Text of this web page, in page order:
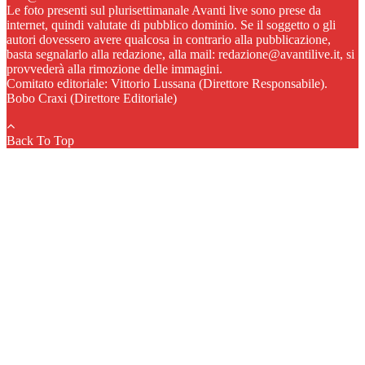
Le foto presenti sul plurisettimanale Avanti live sono prese da
internet, quindi valutate di pubblico dominio. Se il soggetto o gli
autori dovessero avere qualcosa in contrario alla pubblicazione,
basta segnalarlo alla redazione, alla mail: redazione@avantilive.it, si
provvederà alla rimozione delle immagini.
Comitato editoriale: Vittorio Lussana (Direttore Responsabile).
Bobo Craxi (Direttore Editoriale)
Back To Top